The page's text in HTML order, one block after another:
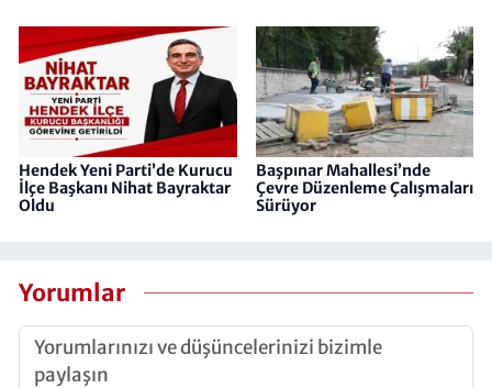
Hendek Yeni Parti’de Kurucu
İlçe Başkanı Nihat Bayraktar
Oldu
Başpınar Mahallesi’nde
Çevre Düzenleme Çalışmaları
Sürüyor
Yorumlar